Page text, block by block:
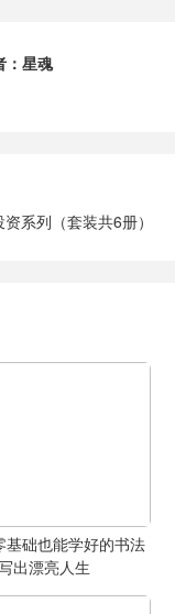
星魂
系列（套装共6册）
基础也能学好的书法
出漂亮人生